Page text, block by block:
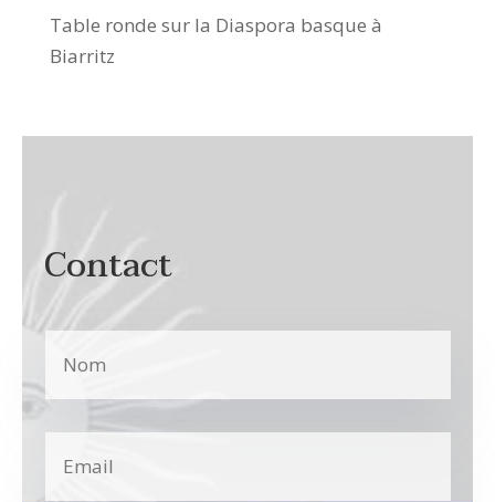
Table ronde sur la Diaspora basque à
Biarritz
Contact